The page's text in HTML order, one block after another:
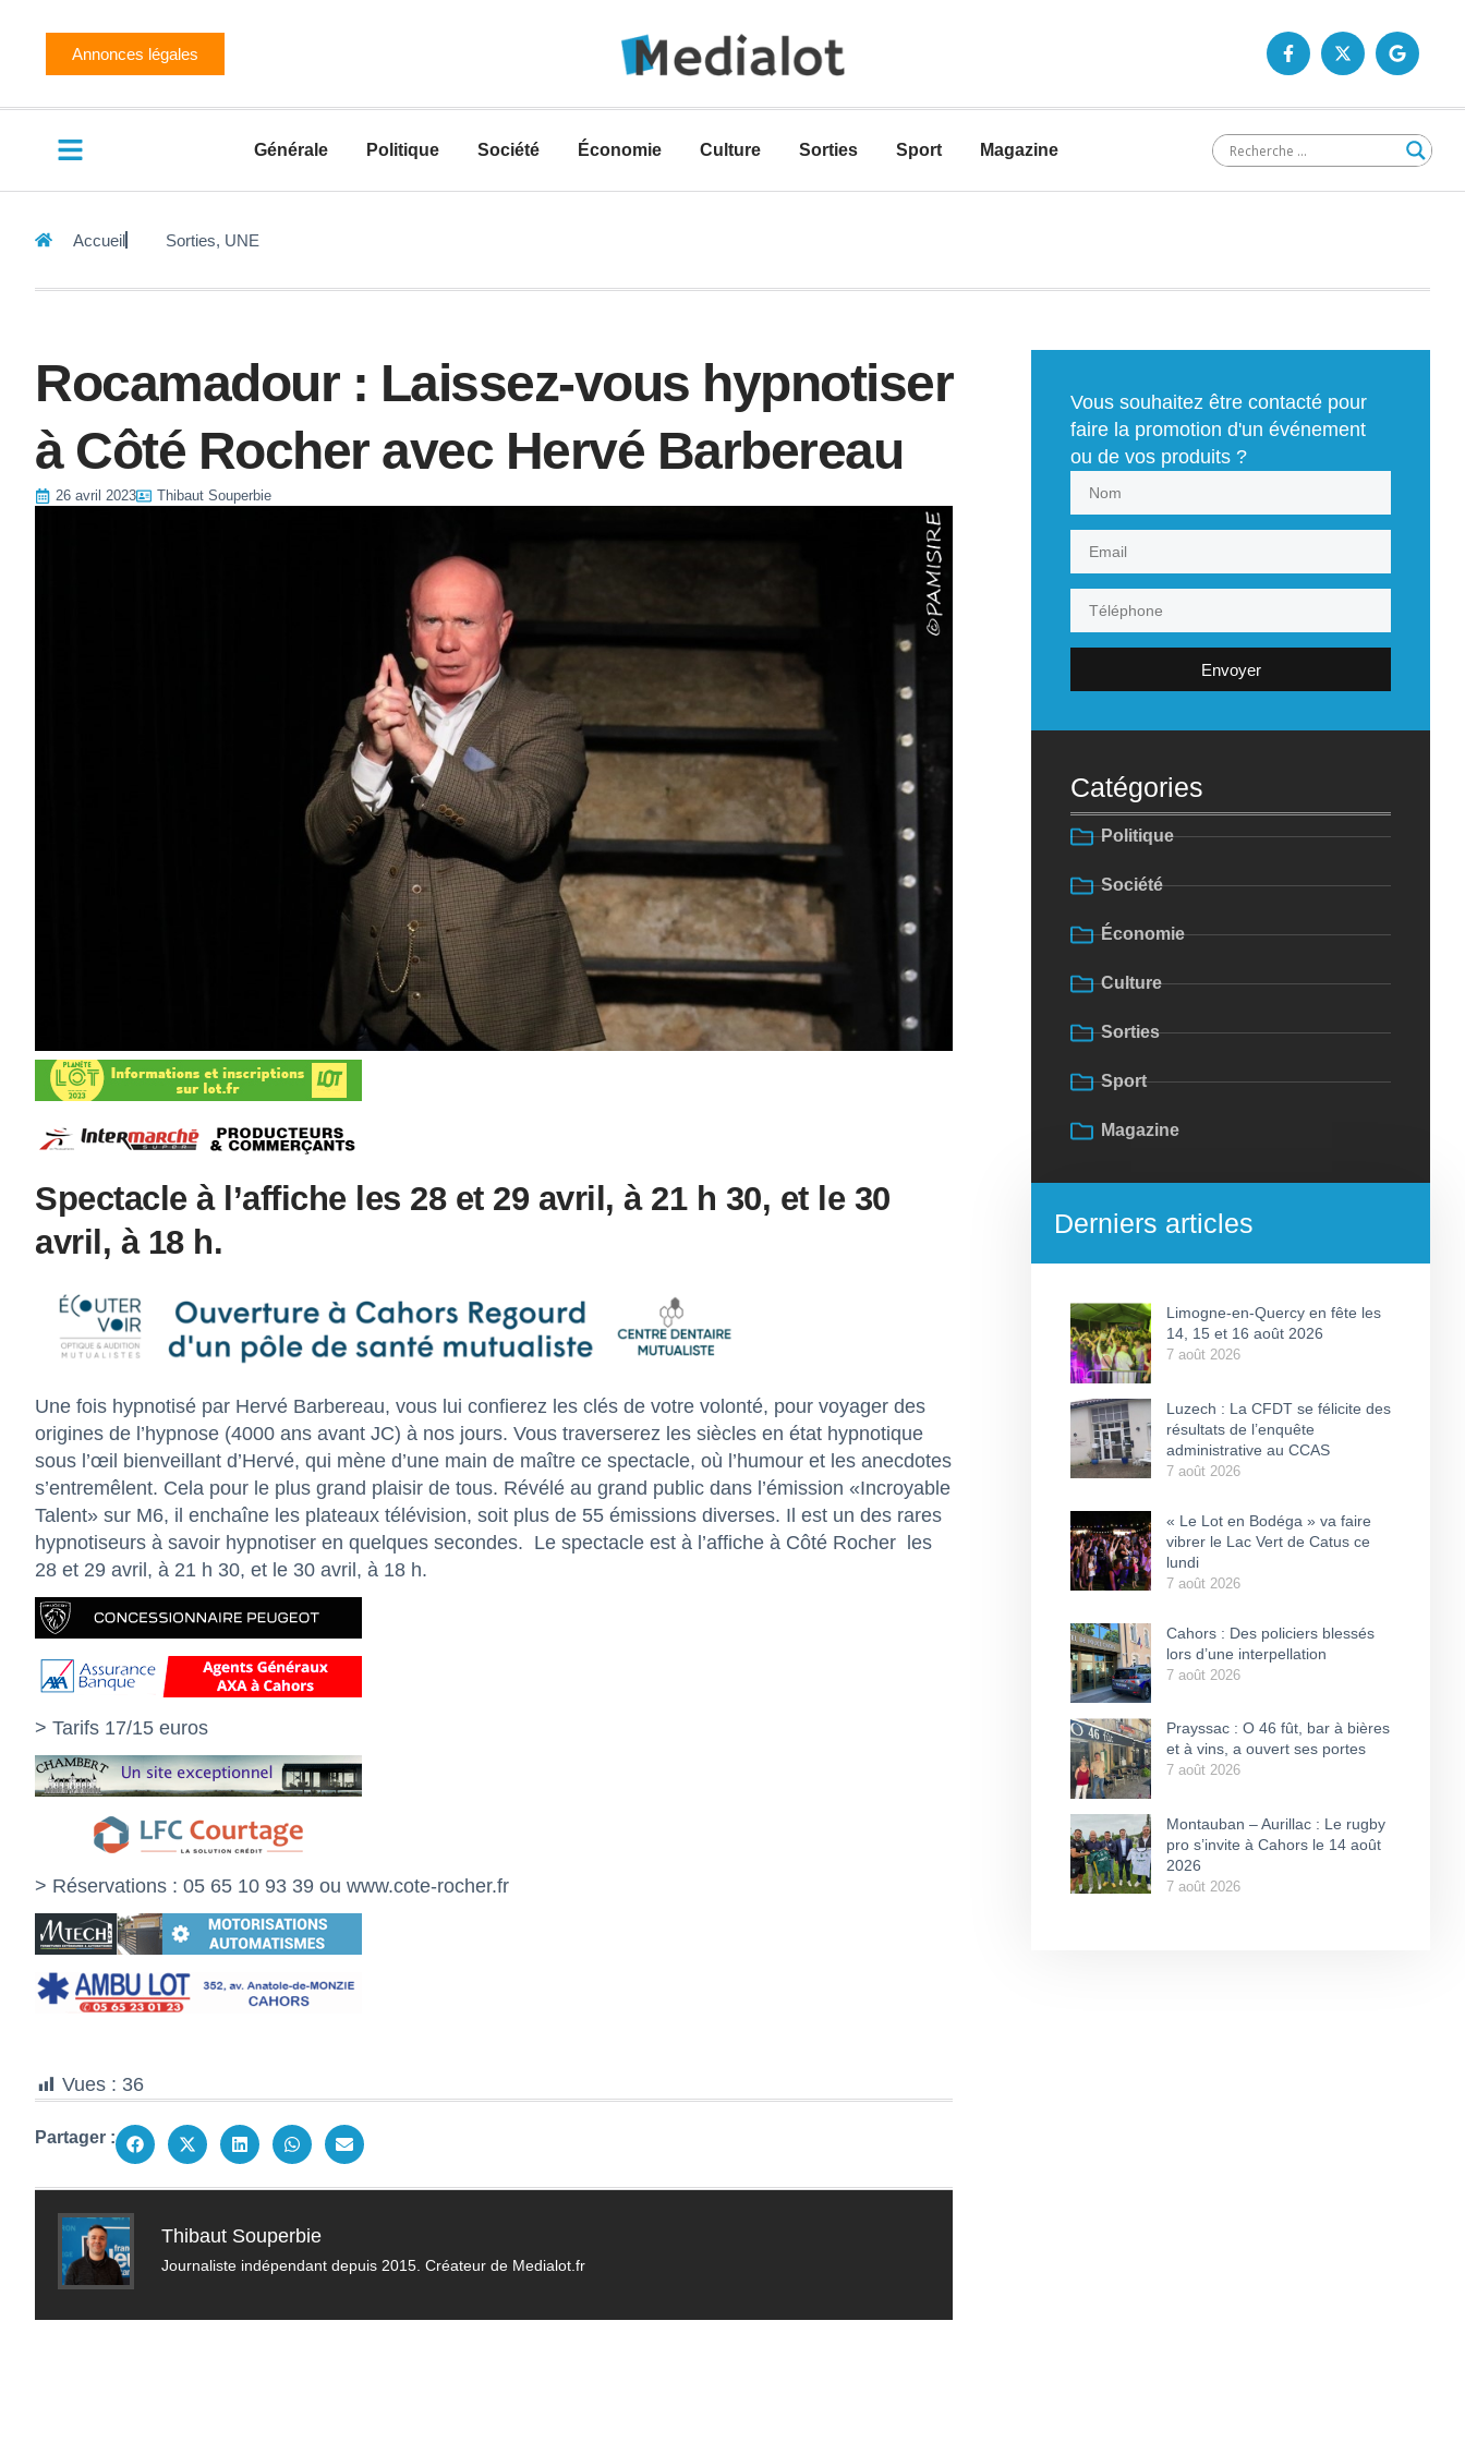
Annonces légales
Générale Politique Société Économie Culture Sorties Sport Magazine
Accueil Sorties, UNE
Rocamadour : Laissez-vous hypnotiser
à Côté Rocher avec Hervé Barbereau
26 avril 2023 Thibaut Souperbie
Spectacle à l’affiche les 28 et 29 avril, à 21 h 30, et le 30
avril, à 18 h.
Une fois hypnotisé par Hervé Barbereau, vous lui confierez les clés de votre volonté, pour voyager des
origines de l’hypnose (4000 ans avant JC) à nos jours. Vous traverserez les siècles en état hypnotique
sous l’œil bienveillant d’Hervé, qui mène d’une main de maître ce spectacle, où l’humour et les anecdotes
s’entremêlent. Cela pour le plus grand plaisir de tous. Révélé au grand public dans l’émission «Incroyable
Talent» sur M6, il enchaîne les plateaux télévision, soit plus de 55 émissions diverses. Il est un des rares
hypnotiseurs à savoir hypnotiser en quelques secondes. Le spectacle est à l’affiche à Côté Rocher
les
28 et 29 avril, à 21 h 30, et le 30 avril, à 18 h.
> Tarifs 17/15 euros
> Réservations : 05 65 10 93 39 ou www.cote-rocher.fr
Vues : 36
Partager :
Thibaut Souperbie
Journaliste indépendant depuis 2015. Créateur de Medialot.fr
Vous souhaitez être contacté pour
faire la promotion d'un événement
ou de vos produits ?
Envoyer
Catégories
Politique
Société
Économie
Culture
Sorties
Sport
Magazine
Derniers articles
Limogne-en-Quercy en fête les
14, 15 et 16 août 2026
7 août 2026
Luzech : La CFDT se félicite des
résultats de l’enquête
administrative au CCAS
7 août 2026
« Le Lot en Bodéga » va faire
vibrer le Lac Vert de Catus ce
lundi
7 août 2026
Cahors : Des policiers blessés
lors d’une interpellation
7 août 2026
Prayssac : O 46 fût, bar à bières
et à vins, a ouvert ses portes
7 août 2026
Montauban – Aurillac : Le rugby
pro s’invite à Cahors le 14 août
2026
7 août 2026